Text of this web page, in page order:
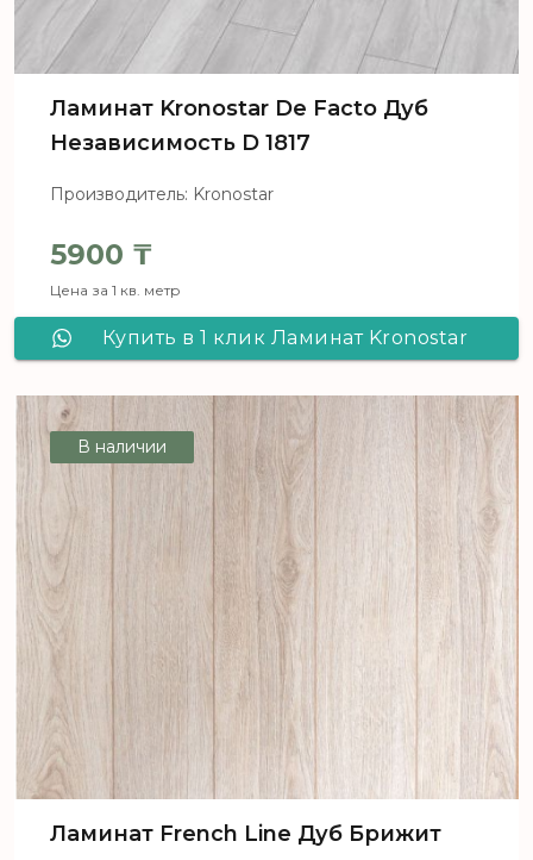
Ламинат Kronostar De Facto Дуб
Независимость D 1817
Производитель: Kronostar
5900 ₸
Цена за 1 кв. метр
Купить в 1 клик Ламинат Kronostar
В наличии
Ламинат French Line Дуб Брижит